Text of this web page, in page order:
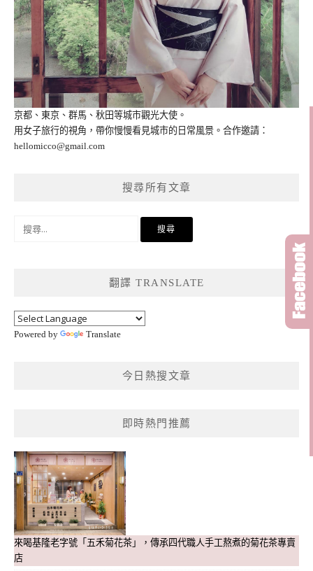
京都、東京、群馬、秋田等城市觀光大使。
用女子旅行的視角，帶你慢慢看見城市的日常風景。合作邀請：
hellomicco@gmail.com
搜尋所有文章
翻譯 TRANSLATE
Powered by Translate
今日熱搜文章
即時熱門推薦
來喝基隆老字號「五禾菊花茶」，傳承四代職人手工熬煮的菊花茶專賣
店